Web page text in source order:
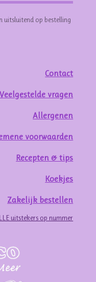
uitsluitend op bestelling
Contact
Veelgestelde vragen
Allergenen
voorwaarden
Recepten & tips
Koekjes
Zakelijk bestellen
uitstekers op nummer